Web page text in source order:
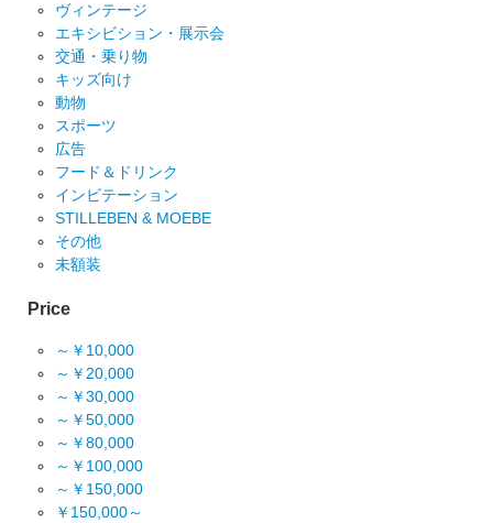
ヴィンテージ
エキシビション・展示会
交通・乗り物
キッズ向け
動物
スポーツ
広告
フード＆ドリンク
インビテーション
STILLEBEN & MOEBE
その他
未額装
Price
～￥10,000
～￥20,000
～￥30,000
～￥50,000
～￥80,000
～￥100,000
～￥150,000
￥150,000～